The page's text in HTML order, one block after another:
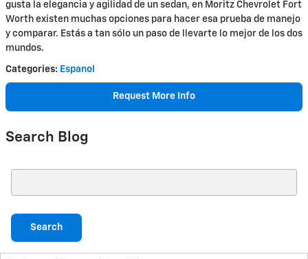
gusta la elegancia y agilidad de un sedan, en Moritz Chevrolet Fort
Worth existen muchas opciones para hacer esa prueba de manejo
y comparar. Estás a tan sólo un paso de llevarte lo mejor de los dos
mundos.
Categories: Espanol
Request More Info
Search Blog
Search